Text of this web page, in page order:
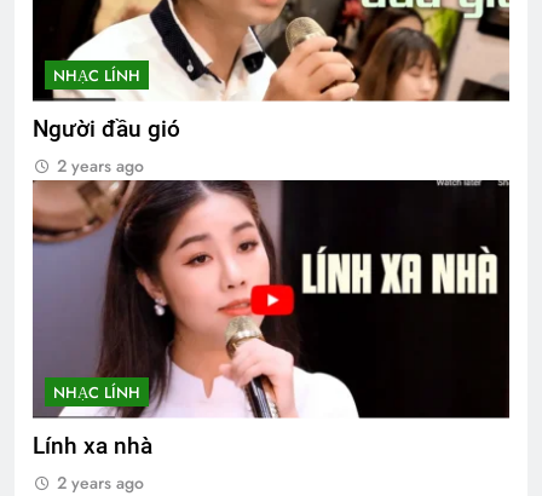
NHẠC LÍNH
Người đầu gió
2 years ago
NHẠC LÍNH
Lính xa nhà
2 years ago